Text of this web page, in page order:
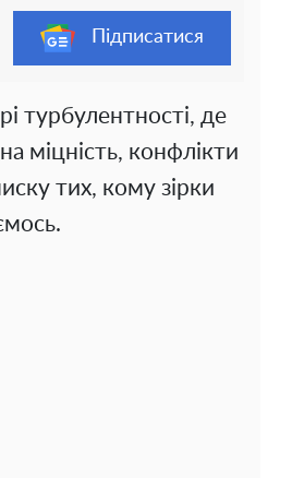
Підписатися
турбулентності, де
міцність, конфлікти
тих, кому зірки